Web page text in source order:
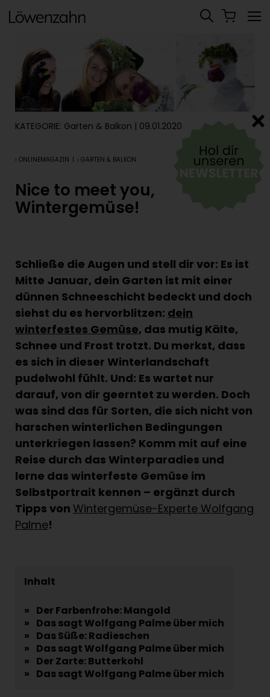
KATEGORIE: Garten & Balkon | 09.01.2020
‹ ONLINEMAGAZIN | ‹ GARTEN & BALKON
Nice to meet you,
Wintergemüse!
Schließe die Augen und stell dir vor: Es ist
Mitte Januar, dein Garten ist mit einer
dünnen Schneeschicht bedeckt und doch
siehst du es hervorblitzen: dein
winterfestes Gemüse, das mutig Kälte,
Schnee und Frost trotzt. Du merkst, dass
es sich in dieser Winterlandschaft
pudelwohl fühlt. Und: Es wartet nur
darauf, von dir geerntet zu werden. Doch
was sind das für Sorten, die sich nicht von
harschen winterlichen Bedingungen
unterkriegen lassen? Komm mit auf eine
Reise durch das Winterparadies und
lerne das winterfeste Gemüse im
Selbstportrait kennen – ergänzt durch
Tipps von Wintergemüse-Experte Wolfgang
Palme!
Inhalt
» Der Farbenfrohe: Mangold
» Das sagt Wolfgang Palme über mich
» Das Süße: Radieschen
» Das sagt Wolfgang Palme über mich
» Der Zarte: Butterkohl
» Das sagt Wolfgang Palme über mich